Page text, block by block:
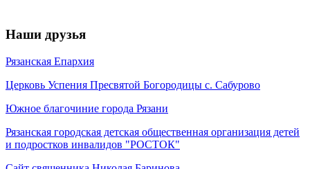
Наши друзья
Рязанская Епархия
Церковь Успения Пресвятой Богородицы с. Сабурово
Южное благочиние города Рязани
Рязанская городская детская общественная организация детей
и подростков инвалидов "РОСТОК"